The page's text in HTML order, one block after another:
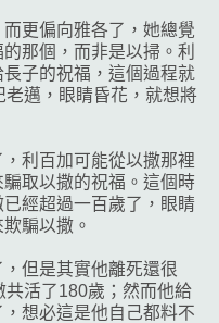
更偏向雅各了，她總覺
那個，而非是以掃。利
子的祝福，這個過程就
邁，眼睛昏花，就想將
利百加可能從以撒那裡
取以撒的祝福。這個時
經超過一百歲了，眼睛
騙以撒。
但是其實他離死還很
活了180歲；然而他給
想必這是他自己都料不